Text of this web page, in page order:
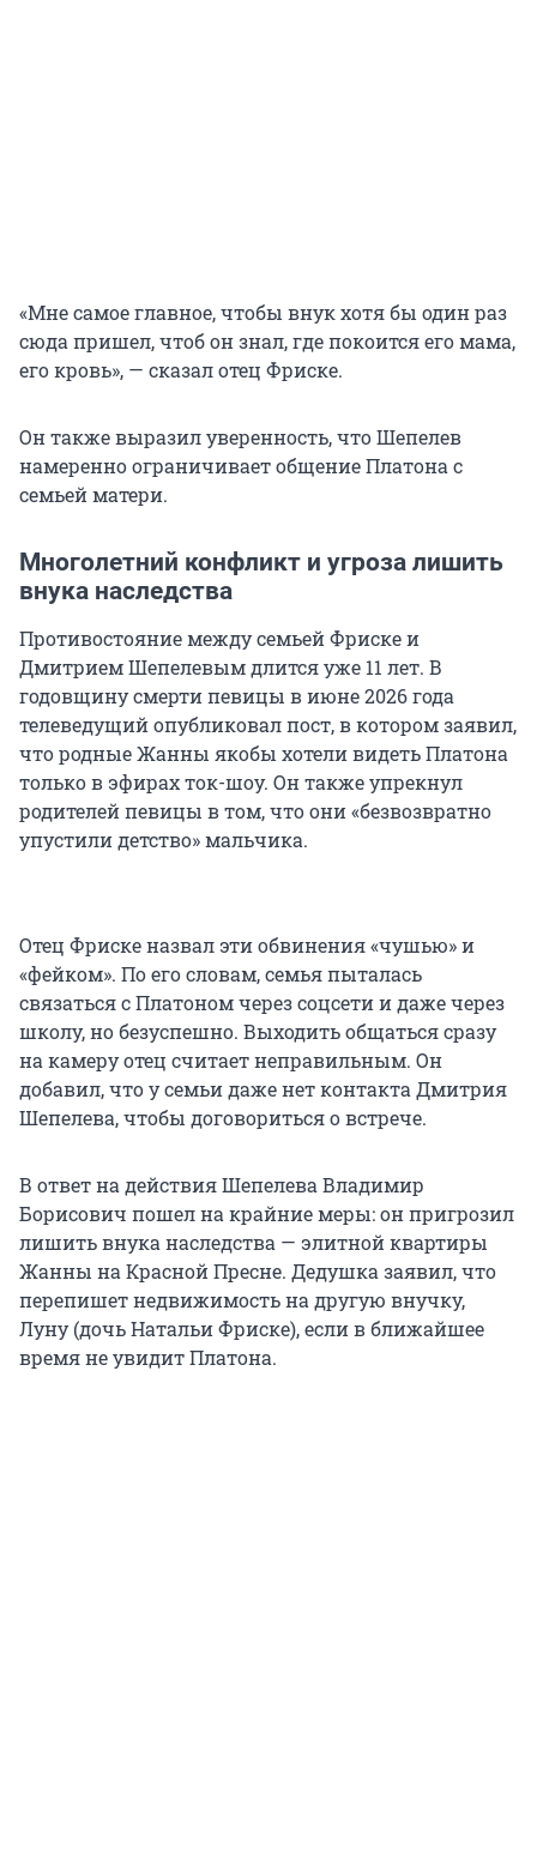
«Мне самое главное, чтобы внук хотя бы один раз
сюда пришел, чтоб он знал, где покоится его мама,
его кровь», — сказал отец Фриске.
Он также выразил уверенность, что Шепелев
намеренно ограничивает общение Платона с
семьей матери.
Многолетний конфликт и угроза лишить
внука наследства
Противостояние между семьей Фриске и
Дмитрием Шепелевым длится уже 11 лет. В
годовщину смерти певицы в июне 2026 года
телеведущий опубликовал пост, в котором заявил,
что родные Жанны якобы хотели видеть Платона
только в эфирах ток-шоу. Он также упрекнул
родителей певицы в том, что они «безвозвратно
упустили детство» мальчика.
Отец Фриске назвал эти обвинения «чушью» и
«фейком». По его словам, семья пыталась
связаться с Платоном через соцсети и даже через
школу, но безуспешно. Выходить общаться сразу
на камеру отец считает неправильным. Он
добавил, что у семьи даже нет контакта Дмитрия
Шепелева, чтобы договориться о встрече.
В ответ на действия Шепелева Владимир
Борисович пошел на крайние меры: он пригрозил
лишить внука наследства — элитной квартиры
Жанны на Красной Пресне. Дедушка заявил, что
перепишет недвижимость на другую внучку,
Луну (дочь Натальи Фриске), если в ближайшее
время не увидит Платона.